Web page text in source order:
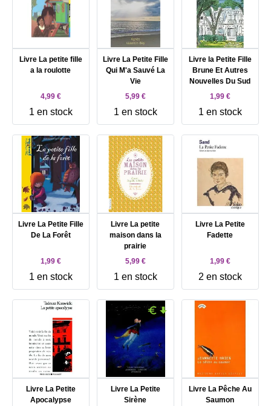
Livre La petite fille
a la roulotte
4,99 €
1 en stock
Livre La Petite Fille
Qui M'a Sauvé La
Vie
5,99 €
1 en stock
Livre la Petite Fille
Brune Et Autres
Nouvelles Du Sud
1,99 €
1 en stock
Livre La Petite Fille
De La Forêt
1,99 €
1 en stock
Livre La petite
maison dans la
prairie
5,99 €
1 en stock
Livre La Petite
Fadette
1,99 €
2 en stock
Livre La Petite
Apocalypse
Livre La Petite
Sirène
Livre La Pêche Au
Saumon